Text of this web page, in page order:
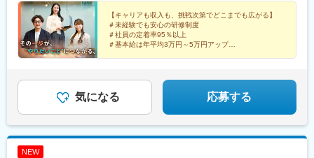
駅、神戸三宮駅(阪神)、烏丸駅、岡山駅、鹿児島中央駅前駅、都電
雑司ケ谷駅、南新宿駅、神田駅(東京都)、近鉄名古屋駅、東梅田
駅、四ツ橋駅、大通駅、あおば通駅、日吉町駅、三宮駅(神戸新交
通)、烏丸御池駅、西川緑道公園駅、猿猴橋町駅、都通駅
【キャリアも収入も、挑戦次第でどこまでも広がる】
＃未経験でも安心の研修制度
＃社員の定着率95％以上
＃基本給は年平均3万円～5万円アップ
気になる 応募する
NEW